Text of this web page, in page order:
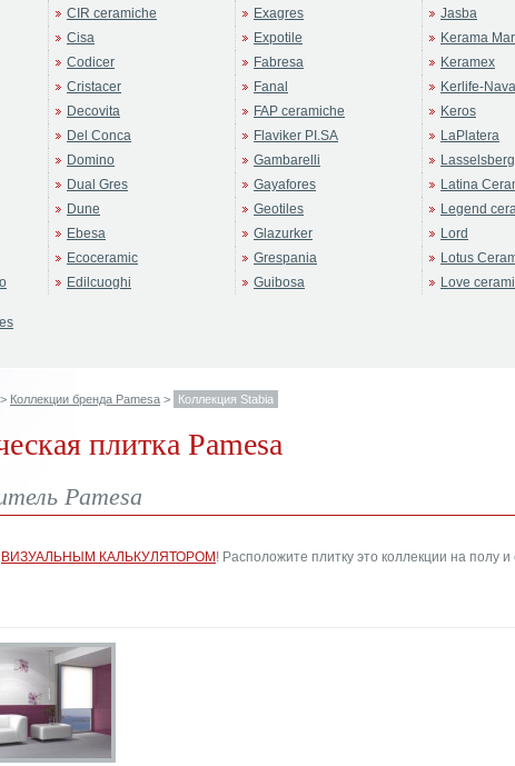
CIR ceramiche
Cisa
Codicer
Cristacer
Decovita
Del Conca
Domino
Dual Gres
Dune
Ebesa
Ecoceramic
Edilcuoghi
Exagres
Expotile
Fabresa
Fanal
FAP ceramiche
Flaviker PI.SA
Gambarelli
Gayafores
Geotiles
Glazurker
Grespania
Guibosa
Jasba
Kerama
Keramex
Kerlife-
Keros
LaPlatera
Latina
Legend
Lord
Lotus
Love
> Коллекции бренда Pamesa > Коллекция Stabia
плитка Pamesa
Pamesa
ВИЗУАЛЬНЫМ КАЛЬКУЛЯТОРОМ ! Расположите плитку это коллекции на полу и